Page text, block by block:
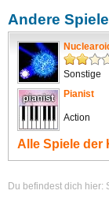
Andere
Sonstige
Pianist
Action
Alle Spiele der
Du befindest dich hier: